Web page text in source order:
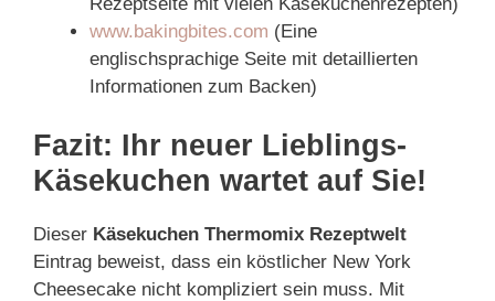
www.bakingbites.com (Eine
englischsprachige Seite mit detaillierten
Informationen zum Backen)
Fazit: Ihr neuer Lieblings-
Käsekuchen wartet auf Sie!
Dieser Käsekuchen Thermomix Rezeptwelt
Eintrag beweist, dass ein köstlicher New York
Cheesecake nicht kompliziert sein muss. Mit